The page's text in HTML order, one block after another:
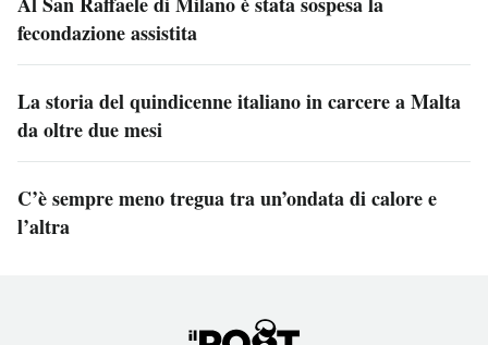
fecondazione assistita
La storia del quindicenne italiano in carcere a Malta
da oltre due mesi
C’è sempre meno tregua tra un’ondata di calore e
l’altra